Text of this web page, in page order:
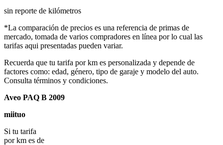
sin reporte de kilómetros
*La comparación de precios es una referencia de primas de
mercado, tomada de varios compradores en línea por lo cual las
tarifas aqui presentadas pueden variar.
Recuerda que tu tarifa por km es personalizada y depende de
factores como: edad, género, tipo de garaje y modelo del auto.
Consulta términos y condiciones.
Aveo PAQ B 2009
miituo
Si tu tarifa
por km es de